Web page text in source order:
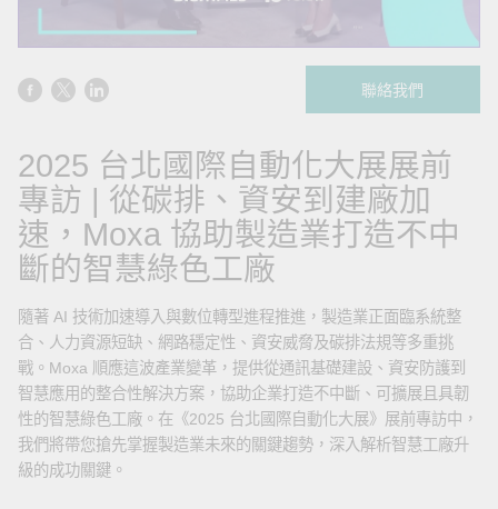
Moxa
聯絡我們
2025 台北國際自動化大展展前
專訪 | 從碳排、資安到建廠加
速，Moxa 協助製造業打造不中
斷的智慧綠色工廠
隨著 AI 技術加速導入與數位轉型進程推進，製造業正面臨系統整
合、人力資源短缺、網路穩定性、資安威脅及碳排法規等多重挑
戰。Moxa 順應這波產業變革，提供從通訊基礎建設、資安防護到
智慧應用的整合性解決方案，協助企業打造不中斷、可擴展且具韌
性的智慧綠色工廠。在《2025 台北國際自動化大展》展前專訪中，
我們將帶您搶先掌握製造業未來的關鍵趨勢，深入解析智慧工廠升
級的成功關鍵。